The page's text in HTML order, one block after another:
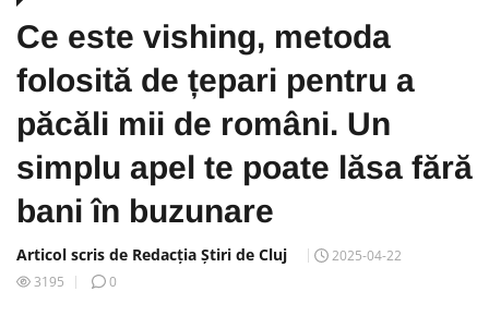
Ce este vishing, metoda
folosită de țepari pentru a
păcăli mii de români. Un
simplu apel te poate lăsa fără
bani în buzunare
Articol scris de Redacția Știri de Cluj
2025-04-22
3195
0